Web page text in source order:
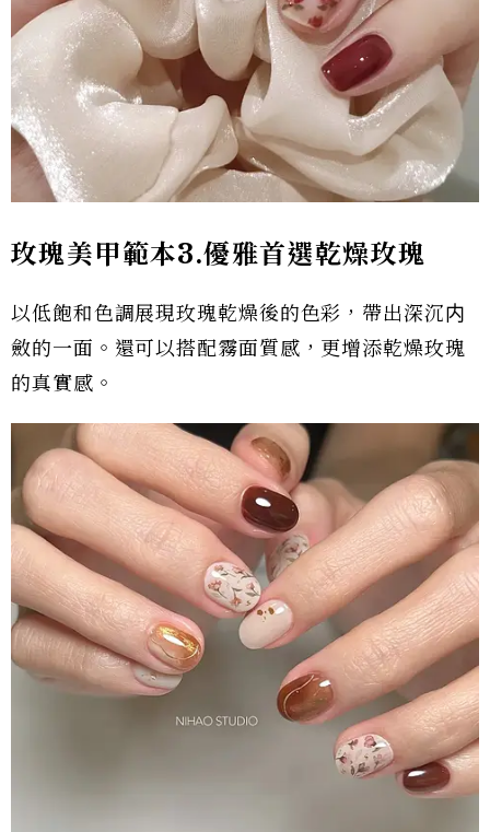
玫瑰美甲範本3.優雅首選乾燥玫瑰
以低飽和色調展現玫瑰乾燥後的色彩，帶出深沉内
斂的一面。還可以搭配霧面質感，更增添乾燥玫瑰
的真實感。